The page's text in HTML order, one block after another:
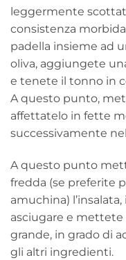
leggermente
consistenza
padella insieme ad
oliva, aggiungete
e tenete il tonno in
A questo punto,
affettatelo in fette
successivamente
A questo punto
fredda (se preferite
amuchina)
asciugare e mettete
grande, in grado di
gli altri ingredienti.